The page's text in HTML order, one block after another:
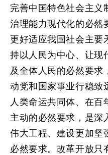
完善中国特色社会主义
治理能力现代化的必然
更好适应我国社会主要
持以人民为中心、让现
及全体人民的必然要求
动党和国家事业行稳致
人类命运共同体、在
主动的必然要求，是深
伟大工程、建设更加坚
必然要求。改革开放只